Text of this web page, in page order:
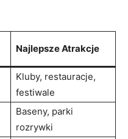
Najlepsze Atrakcje
Kluby,‍ restauracje,
festiwale
Baseny, parki
⁢rozrywki